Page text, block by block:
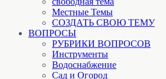
Местные Темы
СОЗДАТЬ СВОЮ ТЕМУ
ВОПРОСЫ
РУБРИКИ ВОПРОСОВ
Инструменты
Водоснабжение
Сад и Огород